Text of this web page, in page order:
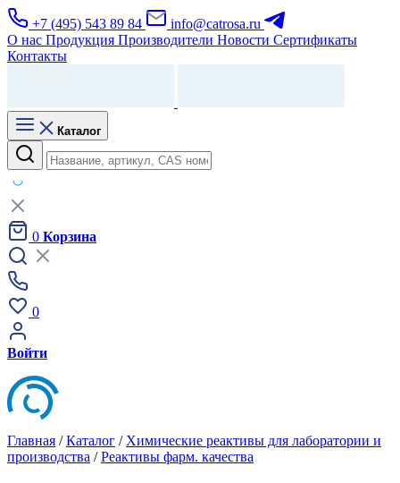
+7 (495) 543 89 84
info@catrosa.ru
О нас Продукция Производители Новости Сертификаты
Контакты
Каталог
0 Корзина
0
Войти
Главная /Каталог / Химические реактивы для лаборатории и
производства /Реактивы фарм. качества